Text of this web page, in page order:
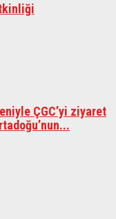
ÇGC’yi ziyaret